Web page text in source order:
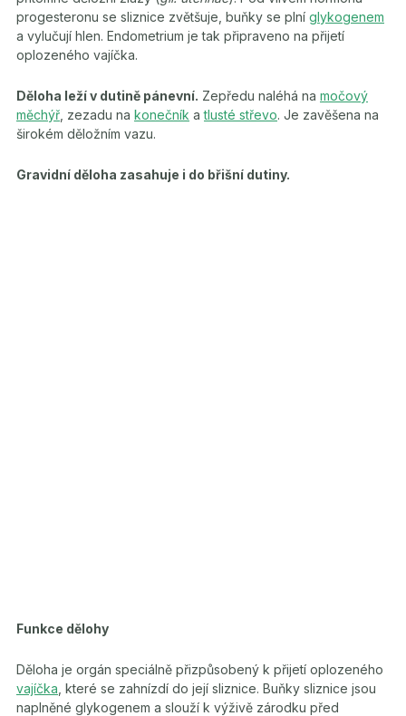
progesteronu se sliznice zvětšuje, buňky se plní glykogenem
a vylučují hlen. Endometrium je tak připraveno na přijetí
oplozeného vajíčka.
Děloha leží v dutině pánevní. Zepředu naléhá na močový
měchýř , zezadu na konečník atlusté střevo. Je zavěšena na
širokém děložním vazu.
Gravidní děloha zasahuje i do břišní dutiny.
Funkce dělohy
Děloha je orgán speciálně přizpůsobený k přijetí oplozeného
vajíčka , které se zahnízdí do její sliznice. Buňky sliznice jsou
naplněné glykogenem a slouží k výživě zárodku před